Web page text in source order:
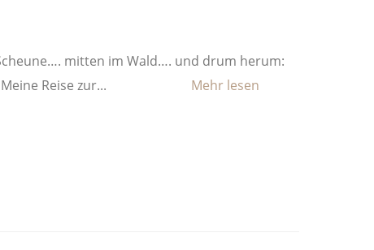
mitten im Wald…. und drum herum:
Reise zur...